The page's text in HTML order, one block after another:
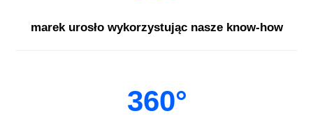
marek urosło wykorzystując nasze know-how
360°